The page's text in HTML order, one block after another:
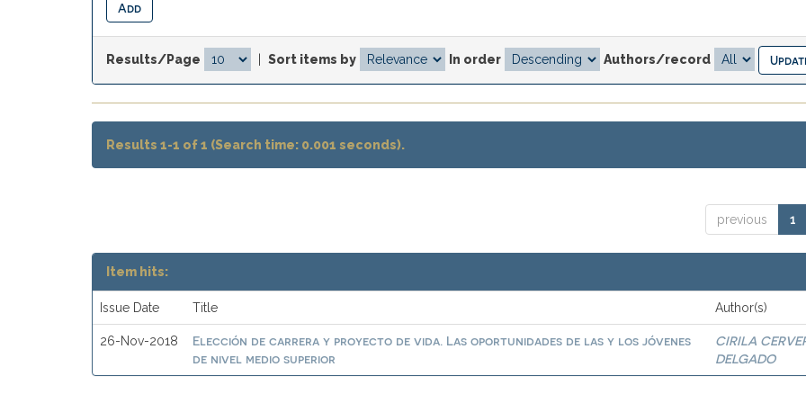
Results/Page Sort items by In order Authors/record
Results 1-1 of 1 (Search time: 0.001 seconds).
previous 1
Item hits:
Issue Date Title Author(s)
26-Nov-2018
Elección de carrera y proyecto de vida. Las oportunidades de las y los jóvenes
de nivel medio superior
CIRILA
DELGADO